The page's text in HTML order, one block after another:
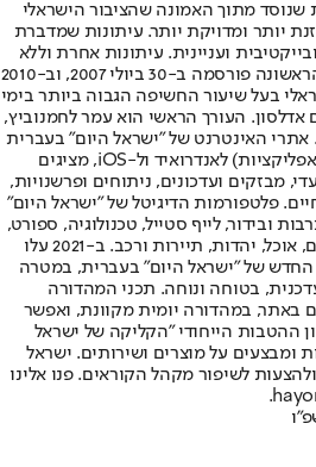
שנוסד מתוך האמונה שהציבור הישראלי
יותר ומדויקת יותר. עיתונות שמדברת
ועניינית. עיתונות אחרת וללא
תשלום. המהדורה המודפסת הראשונה פורסמה ב-30 ביולי 2007, וב-2010
בעל שיעור החשיפה הגבוה ביותר בימי
אדלסון. העורך הראשי הוא עמר לחמנוביץ,
אתרי האינטרנט של "ישראל היום" בעברית
ובאנגלית, כמו כן היישומונים (אפליקציות) לאנדרואיד ול-iOS, מציגים
מבזקים ועדכונים, ניתוחים ופרשנויות,
פלטפורמות הדיגיטל של "ישראל היום"
ובידור, לייף סטייל, טכנולוגיה, ספורט,
כלכלה וצרכנות, בריאות, חיילים, אוכל, יהדות, תיירות ורכב. ב-2021 עלו
החדש של "ישראל היום" בעברית, במטרה
בטוחה ונוחה. תכני המהדורה
באתר, במהדורה יומית מקוונת, ואפשר
ההטבות הייחודי "הקליקה של ישראל
ומבצעים על מוצרים ושירותים. ישראל
לשיפור מקהל הקוראים. פנו אלינו